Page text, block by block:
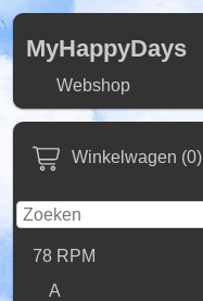
MyHappyDays
Webshop
Winkelwagen (0)
78 RPM
A